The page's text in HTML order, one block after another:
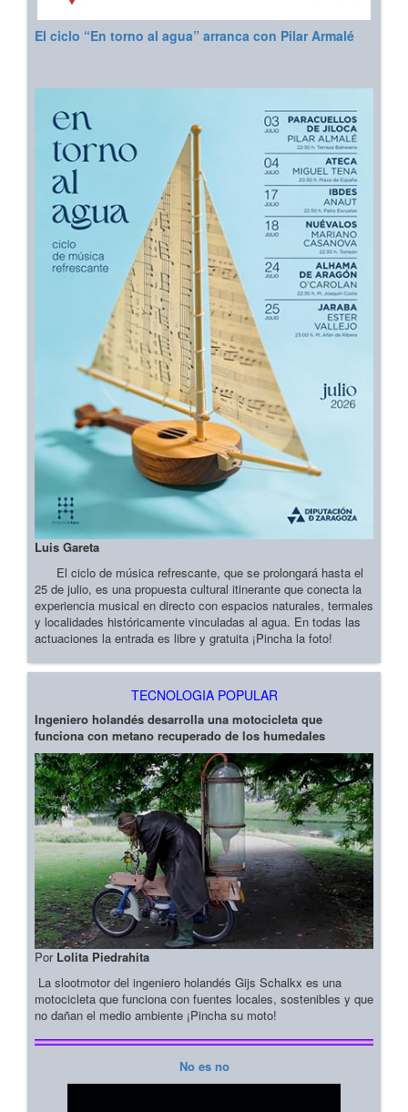
El ciclo “En torno al agua” arranca con Pilar Armalé
Luis Gareta
El ciclo de música refrescante, que se prolongará hasta el
25 de julio, es una propuesta cultural itinerante que conecta la
experiencia musical en directo con espacios naturales, termales
y localidades históricamente vinculadas al agua. En todas las
actuaciones la entrada es libre y gratuita ¡Pincha la foto!
TECNOLOGIA POPULAR
Ingeniero holandés desarrolla una motocicleta que
funciona con metano recuperado de los humedales
Por Lolita Piedrahita
La slootmotor del ingeniero holandés Gijs Schalkx es una
motocicleta que funciona con fuentes locales, sostenibles y que
no dañan el medio ambiente ¡Pincha su moto!
No es no